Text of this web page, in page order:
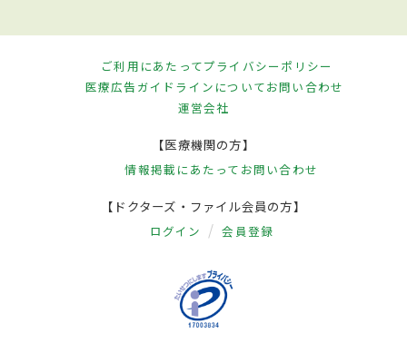
ご利用にあたってプライバシーポリシー
医療広告ガイドラインについてお問い合わせ
運営会社
【医療機関の方】
情報掲載にあたって お問い合わせ
【ドクターズ・ファイル会員の方】
ログイン 会員登録